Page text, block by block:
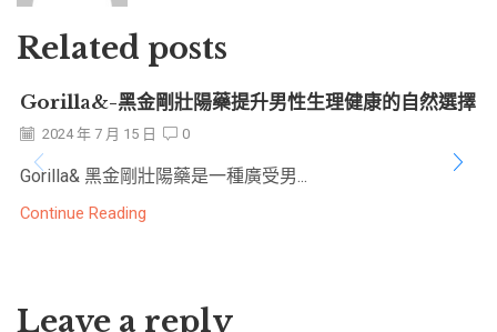
Related posts
Gorilla&-黑金剛壯陽藥提升男性生理健康的自然選擇
2024 年 7 月 15 日 0
Gorilla& 黑金剛壯陽藥是一種廣受男...
Continue Reading
Leave a reply